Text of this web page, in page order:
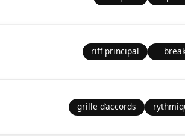
riff principal
grille d’accords